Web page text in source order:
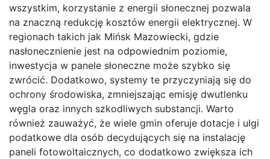
wszystkim, korzystanie z energii słonecznej pozwala
na znaczną redukcję kosztów energii elektrycznej. W
regionach takich jak Mińsk Mazowiecki, gdzie
nasłonecznienie jest na odpowiednim poziomie,
inwestycja w panele słoneczne może szybko się
zwrócić. Dodatkowo, systemy te przyczyniają się do
ochrony środowiska, zmniejszając emisję dwutlenku
węgla oraz innych szkodliwych substancji. Warto
również zauważyć, że wiele gmin oferuje dotacje i ulgi
podatkowe dla osób decydujących się na instalację
paneli fotowoltaicznych, co dodatkowo zwiększa ich